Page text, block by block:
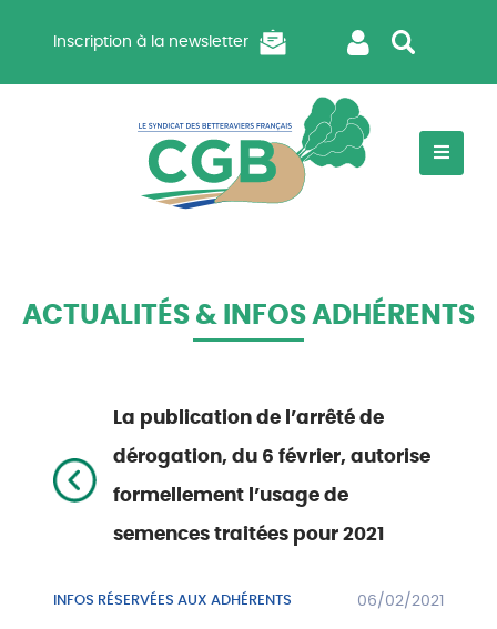
Inscription à la newsletter
ACTUALITÉS & INFOS ADHÉRENTS
La publication de l’arrêté de
dérogation, du 6 février, autorise
formellement l’usage de
semences traitées pour 2021
INFOS RÉSERVÉES AUX ADHÉRENTS 06/02/2021